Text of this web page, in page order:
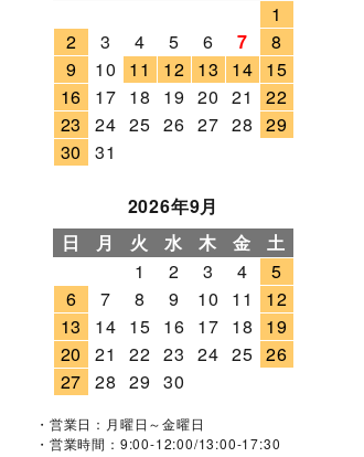
1
2
3 4 5 6 7
8
9
10 11 12 13 14 15
16
17 18 19 20 21
22
23
24 25 26 27 28 29
30
31
2026年9月
日
月 火 水 木 金
土
1
2 3 4
5
6
7 8 9 10 11
12
13
14 15 16 17 18
19
20
21 22 23 24 25 26
27 28 29 30
・営業日：月曜日～金曜日
・営業時間：9:00-12:00/13:00-17:30